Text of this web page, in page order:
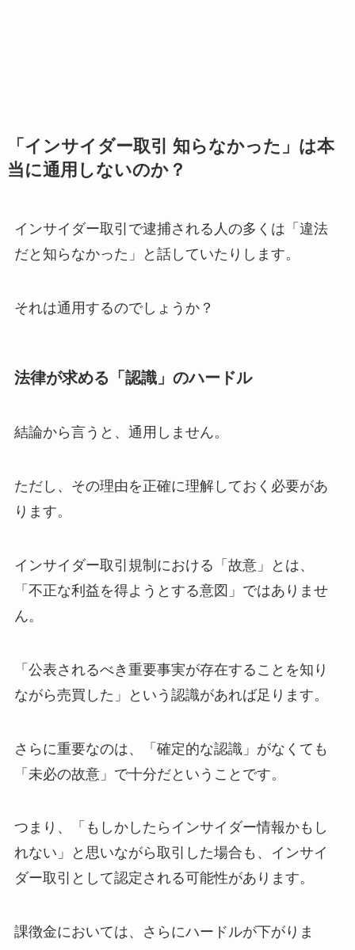
「インサイダー取引 知らなかった」は本
当に通用しないのか？
インサイダー取引で逮捕される人の多くは「違法
だと知らなかった」と話していたりします。
それは通用するのでしょうか？
法律が求める「認識」のハードル
結論から言うと、通用しません。
ただし、その理由を正確に理解しておく必要があ
ります。
インサイダー取引規制における「故意」とは、
「不正な利益を得ようとする意図」ではありませ
ん。
「公表されるべき重要事実が存在することを知り
ながら売買した」という認識があれば足ります。
さらに重要なのは、「確定的な認識」がなくても
「未必の故意」で十分だということです。
つまり、「もしかしたらインサイダー情報かもし
れない」と思いながら取引した場合も、インサイ
ダー取引として認定される可能性があります。
課徴金においては、さらにハードルが下がりま